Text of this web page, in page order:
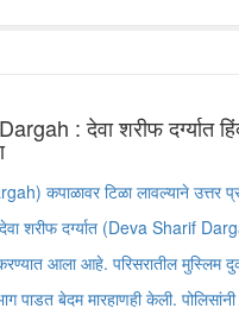
: देवा शरीफ दर्ग्यात
कपाळावर टिळा लावल्याने उत्तर
देवा शरीफ दर्ग्यात (Deva Sharif
आला आहे. परिसरातील मुस्लिम
पाडत बेदम मारहाणही केली. पोलिसांनी